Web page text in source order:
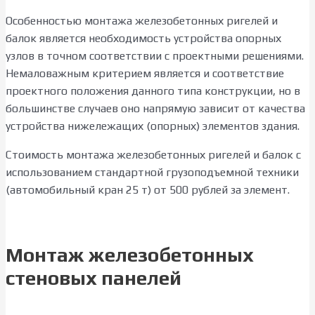
Особенностью монтажа железобетонных ригелей и
балок является необходимость устройства опорных
узлов в точном соответствии с проектными решениями.
Немаловажным критерием является и соответствие
проектного положения данного типа конструкции, но в
большинстве случаев оно напрямую зависит от качества
устройства нижележащих (опорных) элементов здания.
Стоимость монтажа железобетонных ригелей и балок с
использованием стандартной грузоподъемной техники
(автомобильный кран 25 т) от 500 рублей за элемент.
Монтаж железобетонных
стеновых панелей